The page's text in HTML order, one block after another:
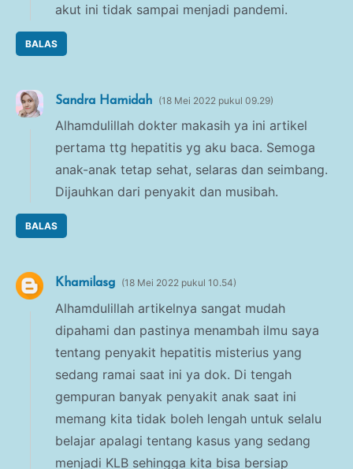
akut ini tidak sampai menjadi pandemi.
BALAS
Sandra Hamidah 18 Mei 2022 pukul 09.29
Alhamdulillah dokter makasih ya ini artikel
pertama ttg hepatitis yg aku baca. Semoga
anak-anak tetap sehat, selaras dan seimbang.
Dijauhkan dari penyakit dan musibah.
BALAS
Khamilasg 18 Mei 2022 pukul 10.54
Alhamdulillah artikelnya sangat mudah
dipahami dan pastinya menambah ilmu saya
tentang penyakit hepatitis misterius yang
sedang ramai saat ini ya dok. Di tengah
gempuran banyak penyakit anak saat ini
memang kita tidak boleh lengah untuk selalu
belajar apalagi tentang kasus yang sedang
menjadi KLB sehingga kita bisa bersiap